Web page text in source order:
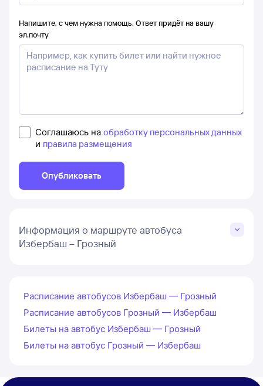
Напишите, с чем нужна помощь. Ответ придёт на вашу
эл.почту
Соглашаюсь на обработку персональных данных
и правила размещения
Опубликовать
Информация о маршруте автобуса
Избербаш – Грозный
Расписание автобусов Избербаш — Грозный
Расписание автобусов Грозный — Избербаш
Билеты на автобус Избербаш — Грозный
Билеты на автобус Грозный — Избербаш